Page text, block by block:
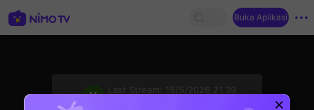
Buka Aplikasi
Last Stream:
15/5/2026 21.39